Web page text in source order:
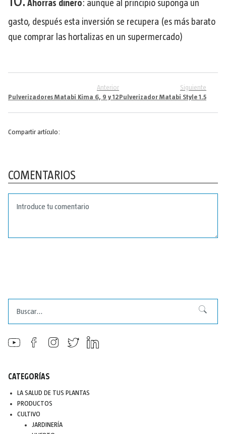
Ahorras dinero: aunque al principio suponga un
gasto, después esta inversión se recupera (es más barato
que comprar las hortalizas en un supermercado)
Anterior
Pulverizadores Matabi Kima 6, 9 y 12
Siguiente
Pulverizador Matabi Style 1.5
Compartir artículo:
COMENTARIOS
Buscar
CATEGORÍAS
LA SALUD DE TUS PLANTAS
PRODUCTOS
CULTIVO
JARDINERÍA